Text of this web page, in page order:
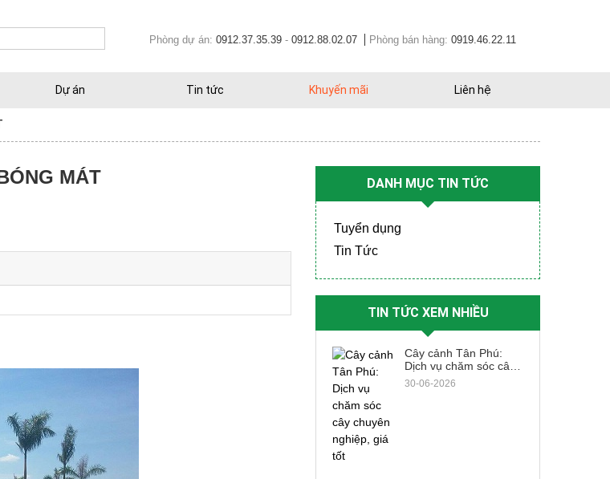
Phòng dự án: 0912.37.35.39 - 0912.88.02.07 Phòng bán hàng: 0919.46.22.11
Dự án Tin tức Khuyến mãi Liên hệ
MÁT DANH MỤC TIN TỨC
Tuyển dụng
Tin Tức
TIN TỨC XEM NHIỀU
Cây cảnh Tân Phú:
Dịch vụ chăm sóc cây
chuyên nghiệp, giá tốt
30-06-2026